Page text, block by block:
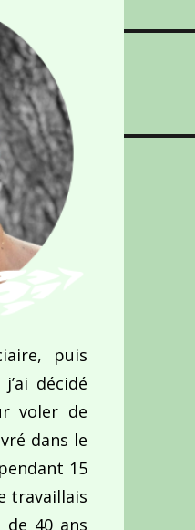
puis
décidé
voler de
dans le
15
travaillais
40 ans